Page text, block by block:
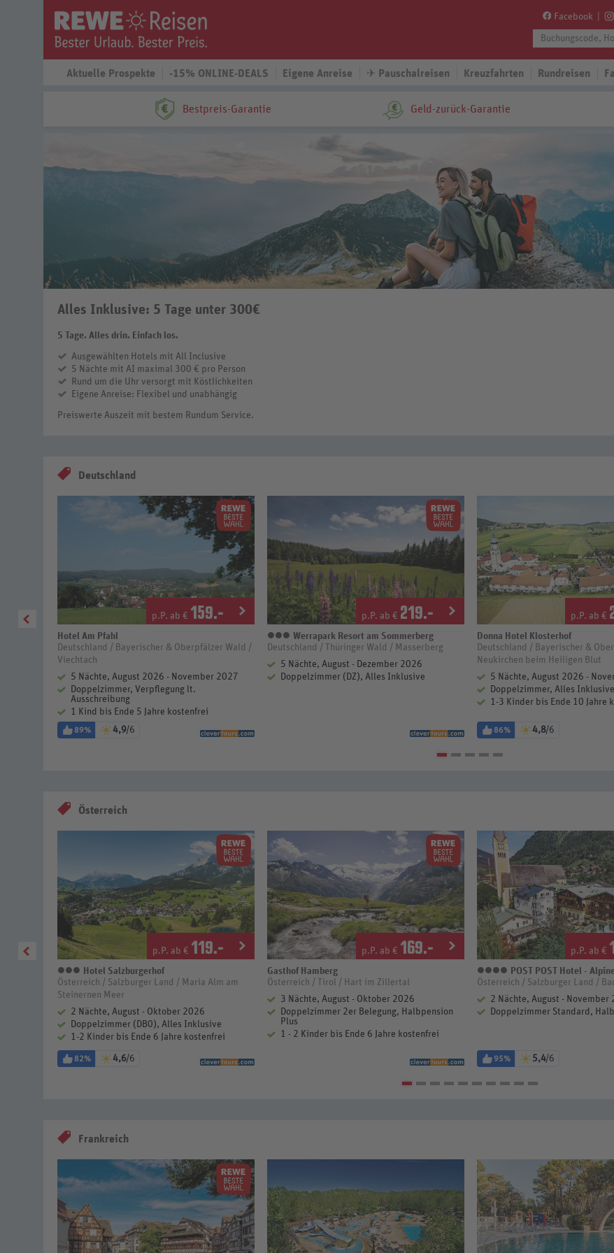
Facebook
Aktuelle Prospekte -15% ONLINE-DEALS Eigene Anreise ✈ Pauschalreisen Kreuzfahrten Rundreisen
Bestpreis-Garantie Geld-zurück-Garantie
Alles Inklusive: 5 Tage unter 300€
5 Tage. Alles drin. Einfach los.
Ausgewählten Hotels mit All Inclusive
5 Nächte mit AI maximal 300 € pro Person
Rund um die Uhr versorgt mit Köstlichkeiten
Eigene Anreise: Flexibel und unabhängig
Preiswerte Auszeit mit bestem Rundum Service.
Deutschland
p.P. ab € 159.-
Hotel Am Pfahl
Deutschland / Bayerischer & Oberpfälzer Wald /
Viechtach
5 Nächte, August 2026 - November 2027
Doppelzimmer, Verpflegung lt.
Ausschreibung
1 Kind bis Ende 5 Jahre kostenfrei
89% 4,9/6
p.P. ab € 219.-
3 Sterne
Werrapark Resort am Sommerberg
Deutschland / Thüringer Wald / Masserberg
5 Nächte, August - Dezember 2026
Doppelzimmer (DZ), Alles Inklusive
p.P. ab €
Donna Hotel Klosterhof
Deutschland / Bayerischer &
Neukirchen beim Heiligen Blut
5 Nächte, August 2026 -
Doppelzimmer, Alles Inklusive
1-3 Kinder bis Ende 10 Jahre
86% 4,8/6
Österreich
p.P. ab € 119.-
3 Sterne
Hotel Salzburgerhof
Österreich / Salzburger Land / Maria Alm am
Steinernen Meer
2 Nächte, August - Oktober 2026
Doppelzimmer (DB0), Alles Inklusive
1-2 Kinder bis Ende 6 Jahre kostenfrei
82% 4,6/6
p.P. ab € 169.-
Gasthof Hamberg
Österreich / Tirol / Hart im Zillertal
3 Nächte, August - Oktober 2026
Doppelzimmer 2er Belegung, Halbpension
Plus
1 - 2 Kinder bis Ende 6 Jahre kostenfrei
p.P. ab €
4 Sterne
POST POST Hotel - Alpine
Österreich / Salzburger Land /
2 Nächte, August - November
Doppelzimmer Standard,
95% 5,4/6
Frankreich